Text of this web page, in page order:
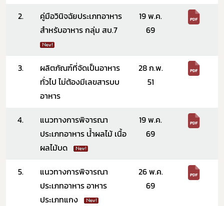
2.
คู่มือวินิจฉัยประเภทอาหาร
สำหรับอาหาร กลุ่ม สบ.7
19 พ.ค.
69
3.
ผลิตภัณฑ์ที่จัดเป็นอาหาร
ทั่วไป ไม่ต้องมีเลขสารบบ
อาหาร
28 ก.พ.
51
4.
แนวทางการพิจารณา
ประเภทอาหาร น้ำผลไม้ เนื้อ
ผลไม้บด
19 พ.ค.
69
5.
แนวทางการพิจารณา
ประเภทอาหาร อาหาร
ประเภทแกง
26 พ.ค.
69